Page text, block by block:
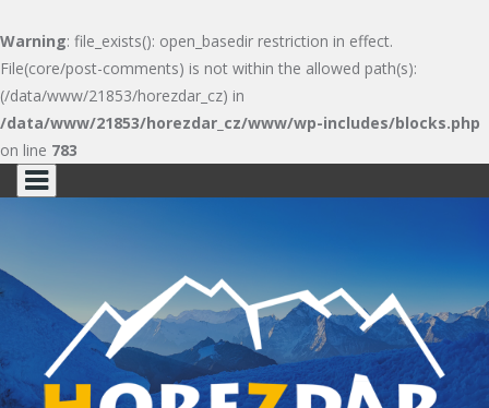
Warning: file_exists(): open_basedir restriction in effect.
File(core/post-comments) is not within the allowed path(s):
(/data/www/21853/horezdar_cz) in
/data/www/21853/horezdar_cz/www/wp-includes/blocks.php
on line 783
Skip
to